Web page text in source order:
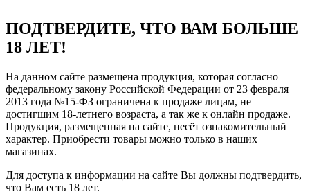
ПОДТВЕРДИТЕ, ЧТО ВАМ БОЛЬШЕ
18 ЛЕТ!
На данном сайте размещена продукция, которая согласно
федеральному закону Российской Федерации от 23 февраля
2013 года №15-ФЗ ограничена к продаже лицам, не
достигшим 18-летнего возраста, а так же к онлайн продаже.
Продукция, размещенная на сайте, несёт ознакомительный
характер. Приобрести товары можно только в наших
магазинах.
Для доступа к информации на сайте Вы должны подтвердить,
что Вам есть 18 лет.